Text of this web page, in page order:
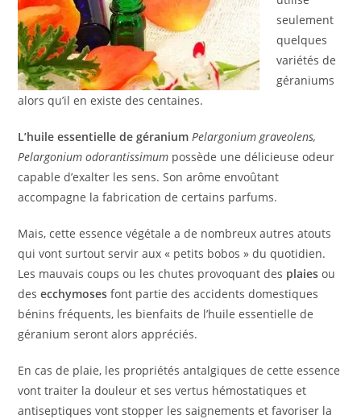
seulement
quelques
variétés de
géraniums
alors qu’il en existe des centaines.
L’huile essentielle de géranium Pelargonium graveolens,
Pelargonium odorantissimum possède une délicieuse odeur
capable d’exalter les sens. Son arôme envoûtant
accompagne la fabrication de certains parfums.
Mais, cette essence végétale a de nombreux autres atouts
qui vont surtout servir aux « petits bobos » du quotidien.
Les mauvais coups ou les chutes provoquant des plaies ou
desecchymoses font partie des accidents domestiques
bénins fréquents, les bienfaits de l’huile essentielle de
géranium seront alors appréciés.
En cas de plaie, les propriétés antalgiques de cette essence
vont traiter la douleur et ses vertus hémostatiques et
antiseptiques vont stopper les saignements et favoriser la